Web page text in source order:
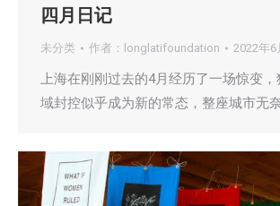
四月日记
未分类 作者： longlatifoundation 2022年6
上海在刚刚过去的4月经历了一场惊变
域封控似乎成为新的常态，整座城市无